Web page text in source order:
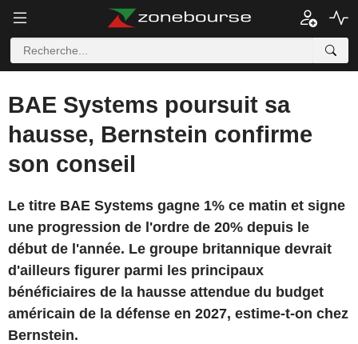
BAE Systems poursuit sa
hausse, Bernstein confirme
son conseil
Le titre BAE Systems gagne 1% ce matin et signe
une progression de l'ordre de 20% depuis le
début de l'année. Le groupe britannique devrait
d'ailleurs figurer parmi les principaux
bénéficiaires de la hausse attendue du budget
américain de la défense en 2027, estime-t-on chez
Bernstein.